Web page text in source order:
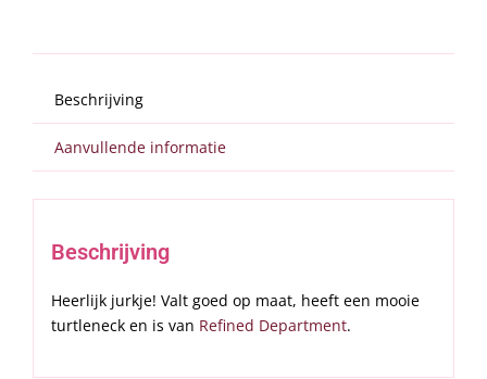
Beschrijving
Aanvullende informatie
Beschrijving
Heerlijk jurkje! Valt goed op maat, heeft een mooie
turtleneck en is van Refined Department.